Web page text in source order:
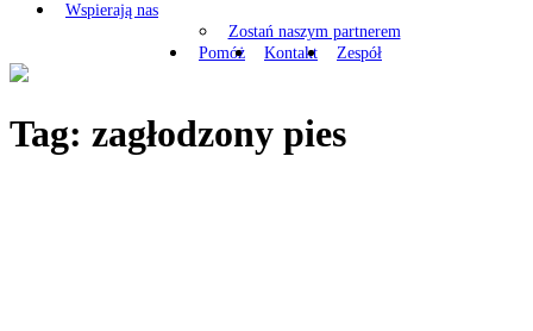
Wspierają nas
Zostań naszym partnerem
Pomóż
Kontakt Zespół
Tag: zagłodzony pies